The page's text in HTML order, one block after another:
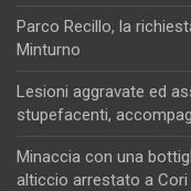
Parco Recillo, la
Minturno
Lesioni aggravate ed
stupefacenti,
Minaccia con una
alticcio arrestato a Cori